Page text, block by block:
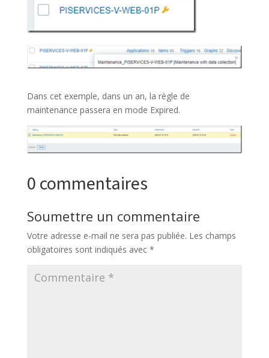
Dans cet exemple, dans un an, la règle de
maintenance passera en mode Expired.
0 commentaires
Soumettre un commentaire
Votre adresse e-mail ne sera pas publiée. Les champs
obligatoires sont indiqués avec *